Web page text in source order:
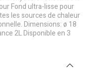
Fond ultra-lisse pour
les sources de chaleur
Dimensions: ø 18
2L Disponible en 3